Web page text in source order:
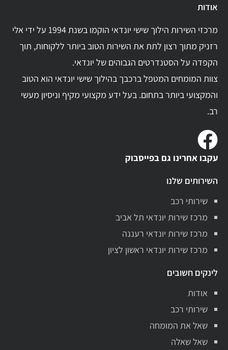
אודות
מרכזי השירות הילוך שישי יונדאי הוקמו בשנת 1994 על ידי אלי
רזניק מתוך רצון לתת את השירות הטוב ביותר ללקוחות, תוך
הקפדה על הסטנדרטים הגבוהים של יונדאי.
צוות המומחים המטפל ברכבך בהילוך שישי יונדאי הוא הטוב
והמקצועי ביותר בתחום. בעל ידע מקצועי מקיף וניסיון מעשי
רב.
עקבו אחרינו גם בפייסבוק
השירותים שלנו
שירותי רכב
מרכז שירות יונדאי תל אביב
מרכז שירות יונדאי רעננה
מרכז שירות יונדאי ראשון לציון
לינקים חשובים
אודות
שירותי רכב
שאל את המומחה
שאל שאלה